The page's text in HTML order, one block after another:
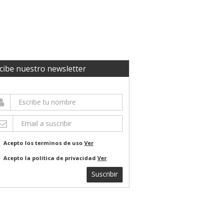
nuestro newsletter
Acepto los terminos de uso Ver
Acepto la política de privacidad Ver
Suscribir